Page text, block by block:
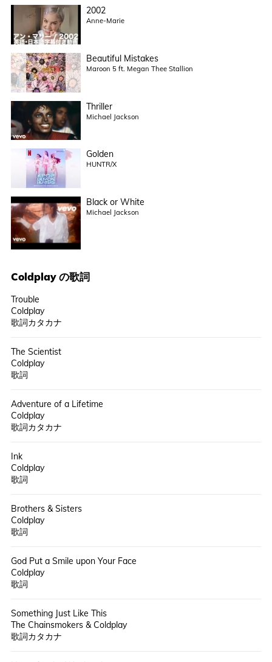
2002
Anne-Marie
Beautiful Mistakes
Maroon 5 ft. Megan Thee Stallion
Thriller
Michael Jackson
Golden
HUNTR/X
Black or White
Michael Jackson
Coldplayの歌詞
Trouble
Coldplay
歌詞カタカナ
The Scientist
Coldplay
歌詞
Adventure of a Lifetime
Coldplay
歌詞カタカナ
Ink
Coldplay
歌詞
Brothers & Sisters
Coldplay
歌詞
God Put a Smile upon Your Face
Coldplay
歌詞
Something Just Like This
The Chainsmokers & Coldplay
歌詞カタカナ